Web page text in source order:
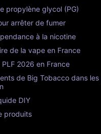
propylène glycol (PG)
arrêter de fumer
à la nicotine
de la vape en France
2026 en France
de Big Tobacco dans
DIY
produits